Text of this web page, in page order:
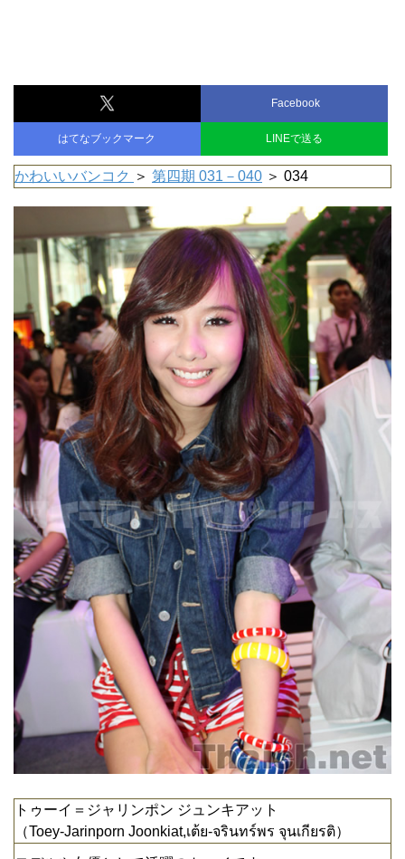
Facebook
はてなブックマーク LINEで送る
かわいいバンコク ＞ 第四期 031－040 ＞ 034
トゥーイ＝ジャリンポン ジュンキアット
（Toey-Jarinporn Joonkiat,เต้ย-จรินทร์พร จุนเกียรติ）